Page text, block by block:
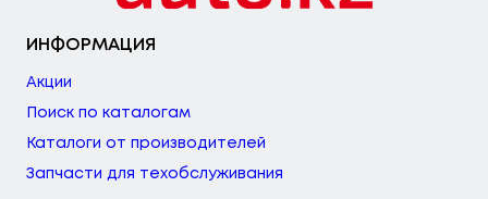
ИНФОРМАЦИЯ
Акции
Поиск по каталогам
Каталоги от производителей
Запчасти для техобслуживания